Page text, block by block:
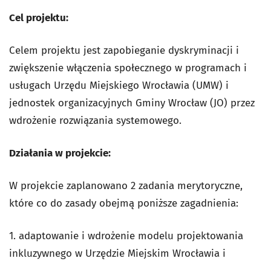
Cel projektu:
Celem projektu jest zapobieganie dyskryminacji i
zwiększenie włączenia społecznego w programach i
usługach Urzędu Miejskiego Wrocławia (UMW) i
jednostek organizacyjnych Gminy Wrocław (JO) przez
wdrożenie rozwiązania systemowego.
Działania w projekcie:
W projekcie zaplanowano 2 zadania merytoryczne,
które co do zasady obejmą poniższe zagadnienia:
1. adaptowanie i wdrożenie modelu projektowania
inkluzywnego w Urzędzie Miejskim Wrocławia i